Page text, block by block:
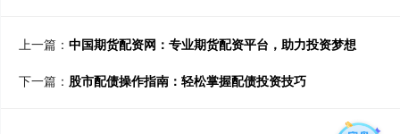
上一篇： 中国期货配资网：专业期货配资平台，助力投资梦想
下一篇： 股市配债操作指南：轻松掌握配债投资技巧